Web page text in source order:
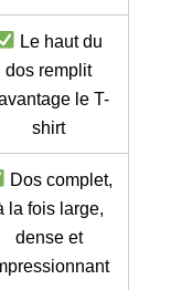
Le haut du
dos remplit
le T-
shirt
Dos complet,
la fois large,
dense et